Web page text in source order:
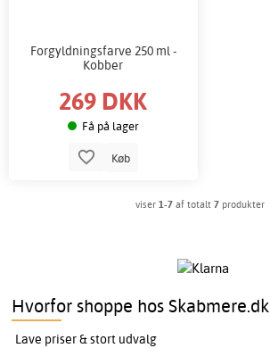
Forgyldningsfarve 250 ml -
Kobber
269 DKK
Få på lager
Køb
viser 1-7af totalt 7produkter
Hvorfor shoppe hos Skabmere.dk
Lave priser & stort udvalg